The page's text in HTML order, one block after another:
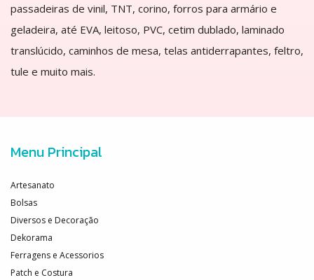
passadeiras de vinil, TNT, corino, forros para armário e
geladeira, até EVA, leitoso, PVC, cetim dublado, laminado
translúcido, caminhos de mesa, telas antiderrapantes, feltro,
tule e muito mais.
Menu Principal
Artesanato
Bolsas
Diversos e Decoração
Dekorama
Ferragens e Acessorios
Patch e Costura